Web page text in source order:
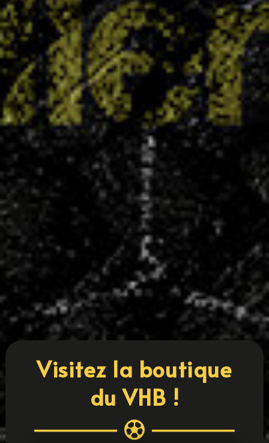
Une saison exceptionnelle pour le secteur
féminin
17 JUIN 2025
Le Villers Handball peut être fier de son secteur
féminin, qui a brillé à tous les niveaux cette
saison. Des plus jeunes aux seniors, les résultats
sont le reflet d’un engagement collectif fort et
d’un travail de fond sur la formation. En tête
d’affiche, les SF1...
« ENTRÉES PRÉCÉDENTES
ENTRÉES SUIVANTES »
Visitez la boutique
du VHB !
